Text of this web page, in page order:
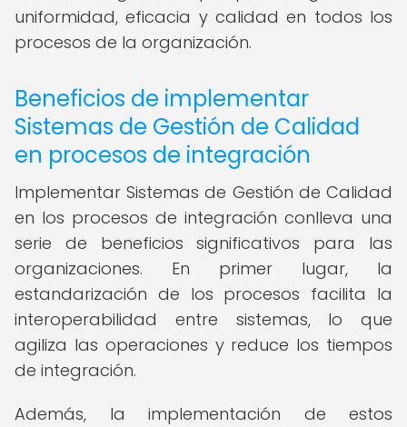
uniformidad, eficacia y calidad en todos los
procesos de la organización.
Beneficios de implementar
Sistemas de Gestión de Calidad
en procesos de integración
Implementar Sistemas de Gestión de Calidad
en los procesos de integración conlleva una
serie de beneficios significativos para las
organizaciones. En primer lugar, la
estandarización de los procesos facilita la
interoperabilidad entre sistemas, lo que
agiliza las operaciones y reduce los tiempos
de integración.
Además, la implementación de estos